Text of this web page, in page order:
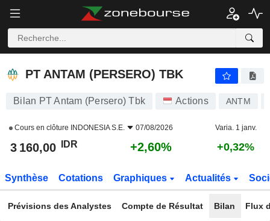
PT ANTAM (PERSERO) TBK
Bilan PT Antam (Persero) Tbk Actions ANTM
Cours en clôture INDONESIA S.E. 07/08/2026 Varia. 1 janv.
3 160,00 IDR +2,60% +0,32%
Synthèse Cotations Graphiques Actualités
Prévisions des Analystes Compte de Résultat Bilan Flux